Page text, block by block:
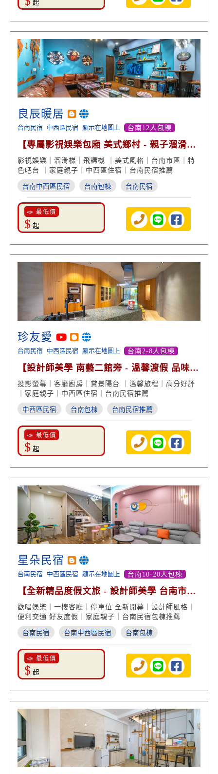
起
良辰暖居
台南民宿 中西區民宿 顯示在地圖上 台南12人包棟
【專屬影視娛樂包廂 美式鄉村 - 親子溜滑梯
停車方便】
影視娛樂｜溜滑梯｜飛鏢機 ｜美式風格｜台南市區｜特
色吧台 ｜家庭親子｜中西區住宿｜台南民宿推薦
台南中西區民宿 台南包棟 台南民宿
📣 最低價
$ 起
珍友愛
台南民宿 中西區民宿 顯示在地圖上 台南2-8人包棟
【設計師美學 南藝二館旁 - 溫馨渡假 品味生
活 高分好評】
投影螢幕｜客廳廚房｜賞景陽台 ｜溫馨旅程｜高分好評
｜家庭親子｜中西區住宿｜台南民宿推薦
中西區民宿 台南包棟 台南民宿推薦
📣 最低價
$ 起
星朵民宿
台南民宿 中西區民宿 顯示在地圖上 台南10-20人包棟
【全新精品度假文旅 - 設計師美學 台南市區
超便利】
歡唱娛樂｜一樓客廳｜停車位 全新開幕｜設計師風格｜
便利交通 好友度假｜家庭親子｜台南民宿包棟推薦
台南民宿 台南中西區民宿 台南包棟
📣 最低價
$ 起